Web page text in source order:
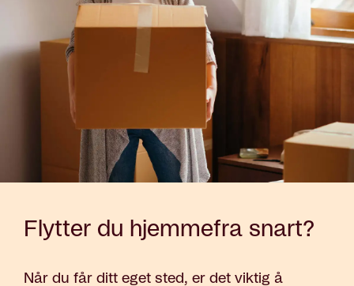
Flytter du hjemmefra snart?
Når du får ditt eget sted, er det viktig å